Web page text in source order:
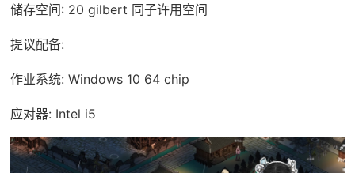
储存空间: 20 gilbert 同子许用空间
提议配备:
作业系统: Windows 10 64 chip
应对器: Intel i5